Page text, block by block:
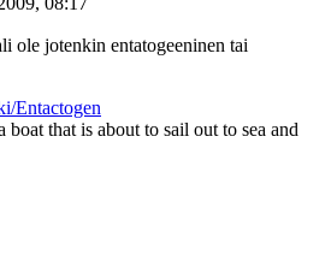
ole jotenkin entatogeeninen tai
Entactogen
that is about to sail out to sea and